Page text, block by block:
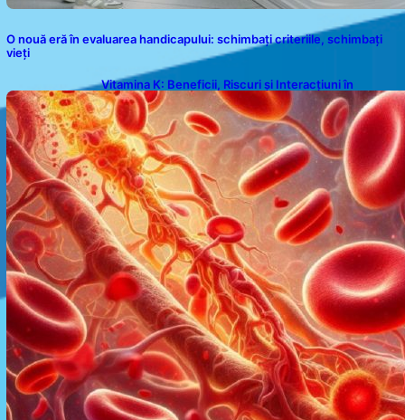
O nouă eră în evaluarea handicapului: schimbați criteriile, schimbați
vieți
Vitamina K: Beneficii, Riscuri și Interacțiuni în
Coagularea Sângelui